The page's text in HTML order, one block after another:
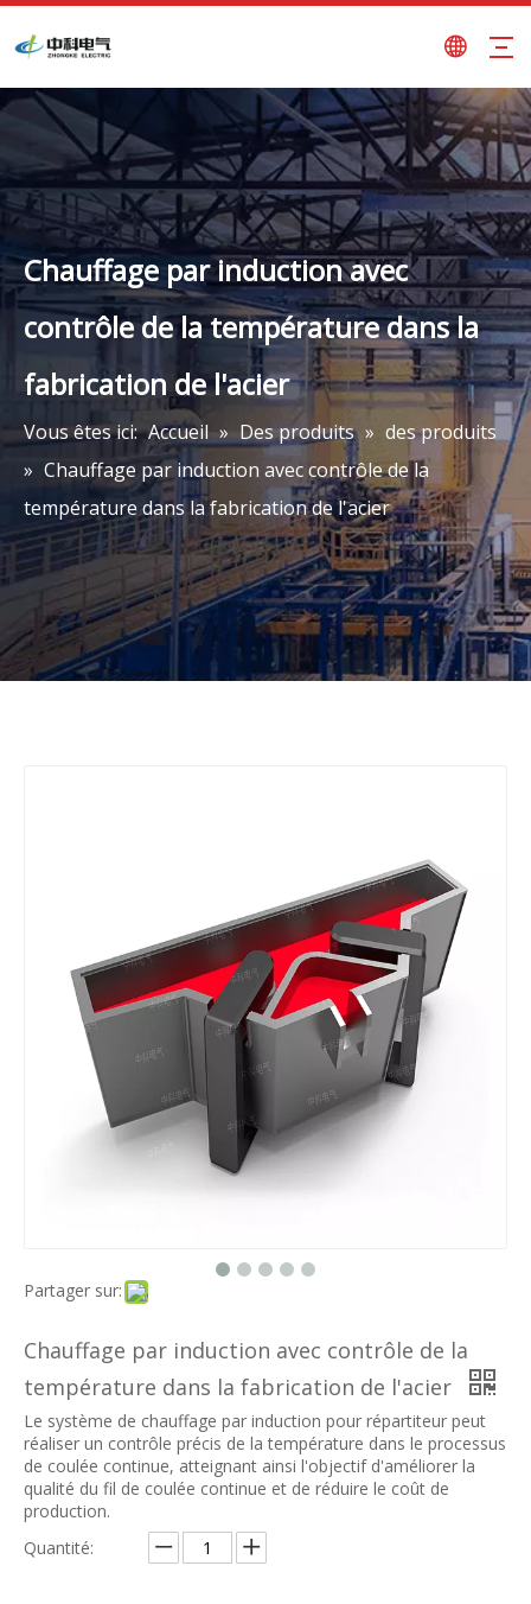
Chauffage par induction avec
contrôle de la température dans la
fabrication de l'acier
Vous êtes ici: Accueil » Des produits » des produits
» Chauffage par induction avec contrôle de la
température dans la fabrication de l'acier
Partager sur:
Chauffage par induction avec contrôle de la
température dans la fabrication de l'acier
Le système de chauffage par induction pour répartiteur peut
réaliser un contrôle précis de la température dans le processus
de coulée continue, atteignant ainsi l'objectif d'améliorer la
qualité du fil de coulée continue et de réduire le coût de
production.
Quantité: